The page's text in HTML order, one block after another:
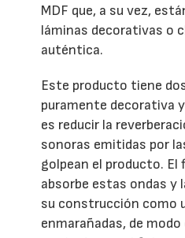
MDF que, a su vez,
láminas decorativas o
auténtica.
Este producto tiene
puramente decorativa
es reducir la
sonoras emitidas por
golpean el producto. El
absorbe estas ondas y
su construcción como
enmarañadas, de